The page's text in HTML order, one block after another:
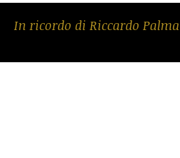
In ricordo di Riccardo Palma